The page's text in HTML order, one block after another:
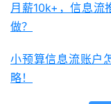
月薪10k+，信息流
做？
小预算信息流账户
略！